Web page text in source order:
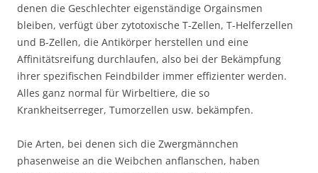
denen die Geschlechter eigenständige Orgainsmen
bleiben, verfügt über zytotoxische T-Zellen, T-Helferzellen
und B-Zellen, die Antikörper herstellen und eine
Affinitätsreifung durchlaufen, also bei der Bekämpfung
ihrer spezifischen Feindbilder immer effizienter werden.
Alles ganz normal für Wirbeltiere, die so
Krankheitserreger, Tumorzellen usw. bekämpfen.
Die Arten, bei denen sich die Zwergmännchen
phasenweise an die Weibchen anflanschen, haben